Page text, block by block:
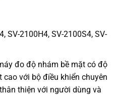
SV-2100H4, SV-2100S4, SV-
đo độ nhám bề mặt có độ
với bộ điều khiển chuyên
thiện với người dùng và